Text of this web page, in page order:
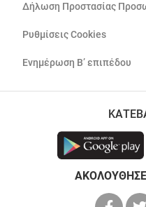
Δήλωση Προστασίας
Ρυθμίσεις Cookies
Ενημέρωση Β’ επιπέδου